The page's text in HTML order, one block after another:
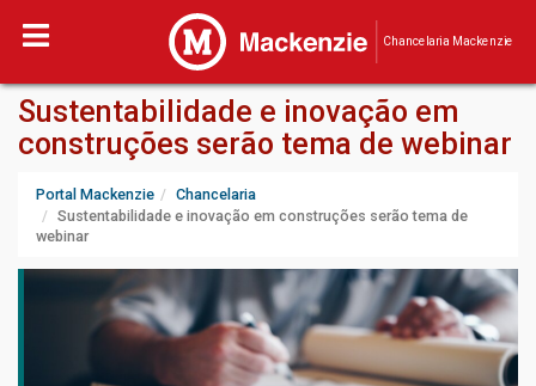
Chancelaria Mackenzie
Sustentabilidade e inovação em
construções serão tema de webinar
Portal Mackenzie
Chancelaria
Sustentabilidade e inovação em construções serão tema de
webinar